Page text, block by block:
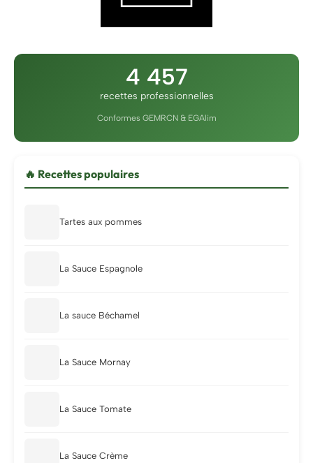
4 457
recettes professionnelles
Conformes GEMRCN & EGAlim
🔥 Recettes populaires
Tartes aux pommes
La Sauce Espagnole
La sauce Béchamel
La Sauce Mornay
La Sauce Tomate
La Sauce Crème